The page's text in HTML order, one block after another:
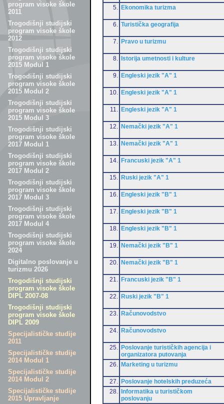
program visoke škole
2011
Trogodišnji studijski
program visoke škole
2012
Trogodišnji studijski
program visoke škole
2015 Modul 1
Trogodišnji studijski
program visoke škole
2015 Modul 2
Trogodišnji studijski
program visoke škole
2015 Modul 3
Trogodišnji studijski
program visoke škole
2017 Modul 1
Trogodišnji studijski
program visoke škole
2017 Modul 2
Trogodišnji studijski
program visoke škole
2017 Modul 3
Trogodišnji studijski
program visoke škole
2017 Modul 4
Trogodišnji studijski
program visoke škole
2024
Digitalno poslovanje u
turizmu 2026
Trogodišnji studijski
program visoke škole
DIPL 2007-08
Trogodišnji studijski
program visoke škole
DIPL 2009
Specijalističke studije
2011
Specijalističke studije
2014 Modul 1
Specijalističke studije
2014 Modul 2
Specijalističke studije
2015 Upravljanje
5.
Ekonomika turizma
6. Turistička geografija
7. Pravo u turizmu
8. Istorija umetnosti i kulture
9. Engleski jezik "A" 1
10. Engleski jezik "A" 1
11. Engleski jezik "A" 1
12. Nemački jezik "A" 1
13. Nemački jezik "A" 1
14. Francuski jezik "A" 1
15. Ruski jezik "A" 1
16. Engleski jezik "B" 1
17. Engleski jezik "B" 1
18. Engleski jezik "B" 1
19. Nemački jezik "B" 1
20. Nemački jezik "B" 1
21. Francuski jezik "B" 1
22. Ruski jezik "B" 1
23. Računovodstvo
24. Računovodstvo
25.
Poslovanje turističkih agencija i
organizatora putovanja
26.
Marketing u turizmu
27.
Poslovanje hotelskih preduzeća
28.
Informatika u turističkom
poslovanju